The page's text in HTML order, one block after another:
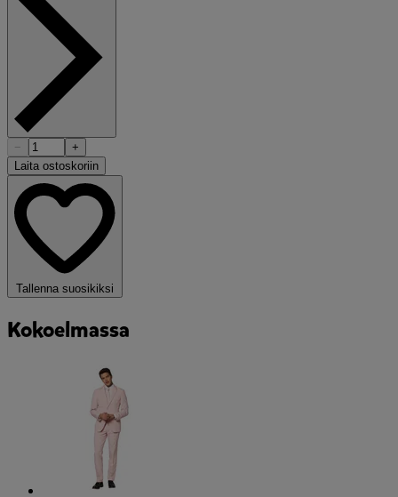
−
+
Laita ostoskoriin
Tallenna suosikiksi
Kokoelmassa